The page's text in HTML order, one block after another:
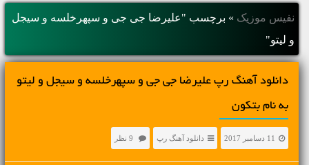
نفیس موزیک » برچسب "علیرضا جی جی و سپهرخلسه و سیجل
و لیتو"
دانلود آهنگ رپ علیرضا جی جی و سپهرخلسه و سیجل و لیتو
به نام بتکون
11 دسامبر 2017 دانلود آهنگ رپ